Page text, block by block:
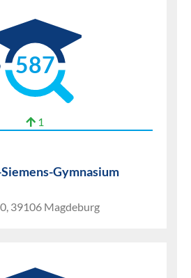
587
1
Gymnasium
39106 Magdeburg